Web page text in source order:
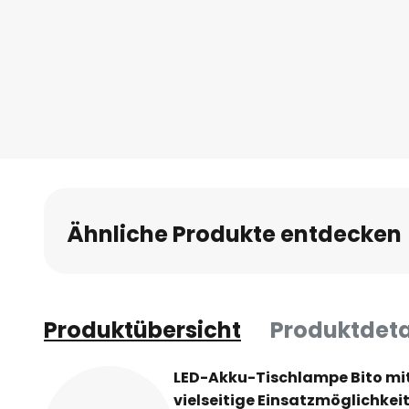
Ähnliche Produkte entdecken
Produktübersicht
LED-Akku-Tischlampe Bito
vielseitige